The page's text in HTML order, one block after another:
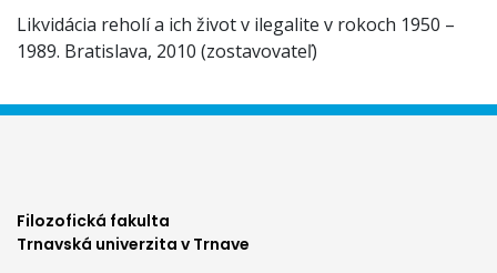
Likvidácia reholí a ich život v ilegalite v rokoch 1950 –
1989. Bratislava, 2010 (zostavovateľ)
Filozofická fakulta
Trnavská univerzita v Trnave